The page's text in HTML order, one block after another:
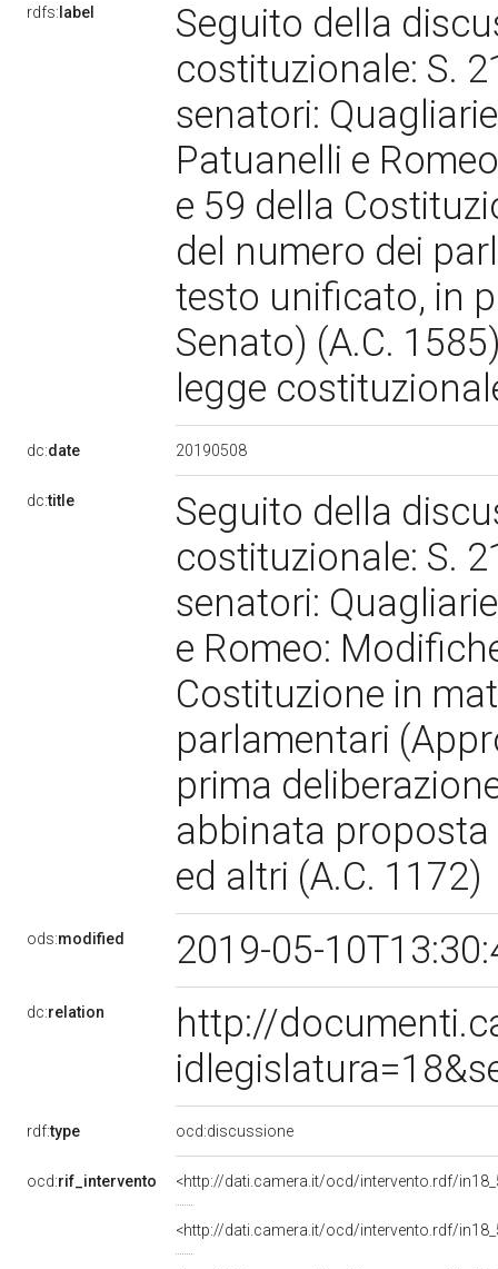
rdfs: label
Seguito della
costituzionale: S.
senatori:
Patuanelli e
e 59 della
del numero dei
testo unificato, in
Senato) (A.C.
legge
dc:date 20190508
dc:title
Seguito della
costituzionale: S.
senatori:
e Romeo:
Costituzione in
parlamentari
prima
abbinata proposta
ed altri (A.C. 1172)
ods:modified 2019-05-
dc:relation
http://
rdf:type ocd:discussione
ocd:rif_intervento <http://dati.camera.it/ocd/intervento.rdf/
<http://dati.camera.it/ocd/intervento.rdf/